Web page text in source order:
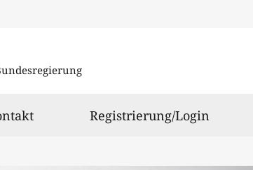
Registrierung/Login